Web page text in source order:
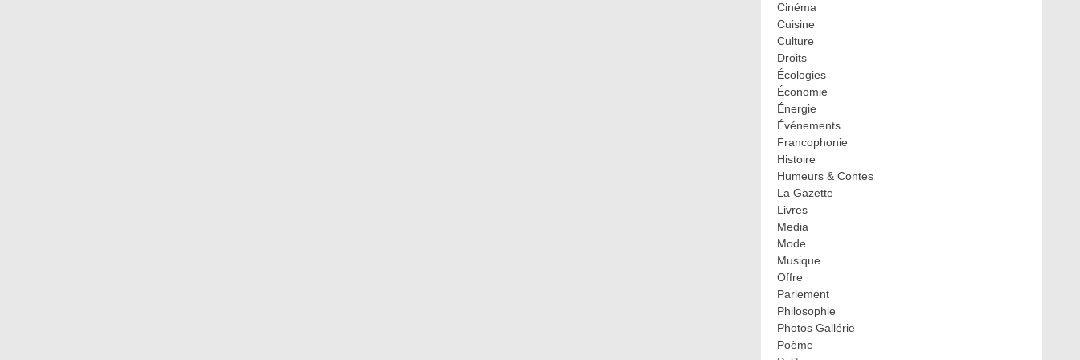
Cinéma
Cuisine
Culture
Droits
Écologies
Économie
Énergie
Événements
Francophonie
Histoire
Humeurs & Contes
La Gazette
Livres
Media
Mode
Musique
Offre
Parlement
Philosophie
Photos Gallérie
Poème